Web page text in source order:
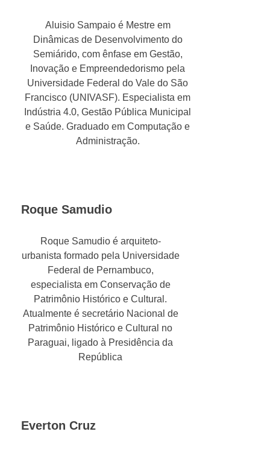
Aluisio Sampaio é Mestre em
Dinâmicas de Desenvolvimento do
Semiárido, com ênfase em Gestão,
Inovação e Empreendedorismo pela
Universidade Federal do Vale do São
Francisco (UNIVASF). Especialista em
Indústria 4.0, Gestão Pública Municipal
e Saúde. Graduado em Computação e
Administração.
Roque Samudio
Roque Samudio é arquiteto-
urbanista formado pela Universidade
Federal de Pernambuco,
especialista em Conservação de
Patrimônio Histórico e Cultural.
Atualmente é secretário Nacional de
Patrimônio Histórico e Cultural no
Paraguai, ligado à Presidência da
República
Everton Cruz